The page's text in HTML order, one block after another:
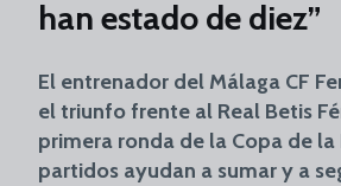
han estado de diez”
El entrenador del Málaga CF
el triunfo frente al Real Betis
primera ronda de la Copa de la
partidos ayudan a sumar y a